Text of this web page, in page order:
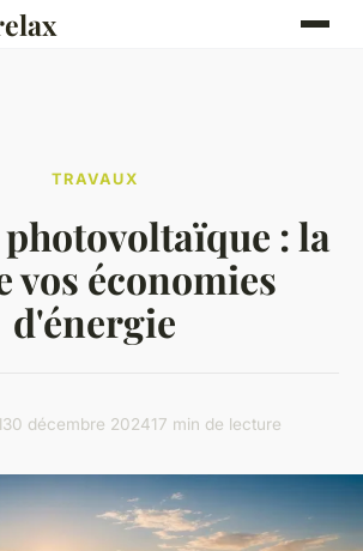
TRAVAUX
: la
vos économies
d'énergie
30 décembre 202417 min de lecture